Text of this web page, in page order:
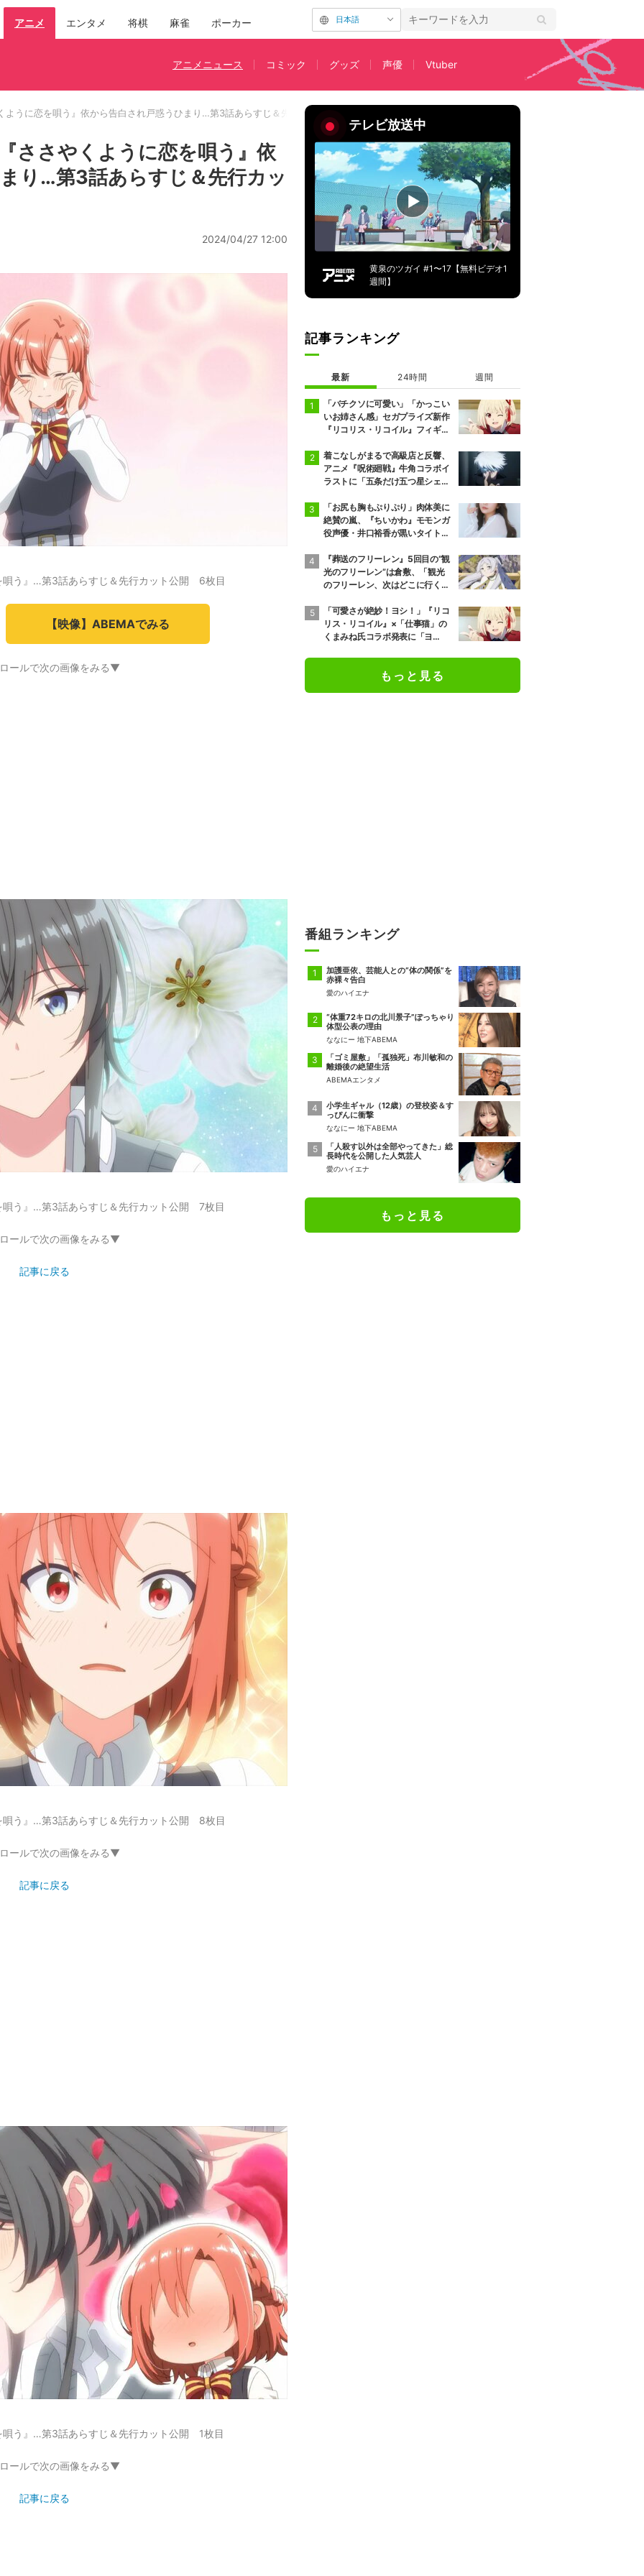
アニメ エンタメ 将棋 麻雀 ポーカー 日本語
アニメニュース コミック グッズ 声優 Vtuber
ように恋を唄う』依から告白され戸惑うひまり…第3話あらすじ＆先行カット公開
ささやくように恋を唄う』依
り…第3話あらすじ＆先行カッ
2024/04/27 12:00
唄う』…第3話あらすじ＆先行カット公開 6枚目
【映像】ABEMAでみる
ールで次の画像をみる▼
唄う』…第3話あらすじ＆先行カット公開 7枚目
ールで次の画像をみる▼
記事に戻る
唄う』…第3話あらすじ＆先行カット公開 8枚目
ールで次の画像をみる▼
記事に戻る
唄う』…第3話あらすじ＆先行カット公開 1枚目
ールで次の画像をみる▼
記事に戻る
テレビ放送中
黄泉のツガイ #1〜17【無料ビデオ1
週間】
記事ランキング
最新 24時間 週間
「バチクソに可愛い」「かっこい
いお姉さん感」セガプライズ新作
『リコリス・リコイル』フィギュ
着こなしがまるで高級店と反響、
アニメ『呪術廻戦』牛角コラボイ
ラストに「五条だけ五つ星シェ
「お尻も胸もぷりぷり」肉体美に
絶賛の嵐、『ちいかわ』モモンガ
役声優・井口裕香が黒いタイトウ
『葬送のフリーレン』5回目の“観
光のフリーレン”は倉敷、「観光
のフリーレン、次はどこに行くの
「可愛さが絶妙！ヨシ！」『リコ
リス・リコイル』×「仕事猫」の
くまみね氏コラボ発表に「ヨ
もっと見る
番組ランキング
加護亜依、芸能人との“体の関係”を
赤裸々告白
愛のハイエナ
“体重72キロの北川景子”ぽっちゃり
体型公表の理由
ななにー 地下ABEMA
「ゴミ屋敷」「孤独死」布川敏和の
離婚後の絶望生活
ABEMAエンタメ
小学生ギャル（12歳）の登校姿＆す
っぴんに衝撃
ななにー 地下ABEMA
「人殺す以外は全部やってきた」総
長時代を公開した人気芸人
愛のハイエナ
もっと見る